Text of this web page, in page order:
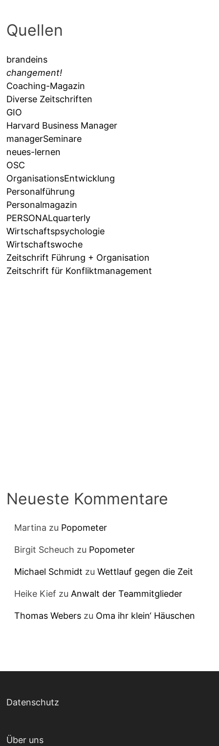
Quellen
brandeins
changement!
Coaching-Magazin
Diverse Zeitschriften
GIO
Harvard Business Manager
managerSeminare
neues-lernen
OSC
OrganisationsEntwicklung
Personalführung
Personalmagazin
PERSONALquarterly
Wirtschaftspsychologie
Wirtschaftswoche
Zeitschrift Führung + Organisation
Zeitschrift für Konfliktmanagement
Neueste Kommentare
Martina zu Popometer
Birgit Scheuch zu Popometer
Michael Schmidt zuWettlauf gegen die Zeit
Heike Kief zuAnwalt der Teammitglieder
Thomas Webers zu Oma ihr klein‘ Häuschen
Datenschutz
Über uns